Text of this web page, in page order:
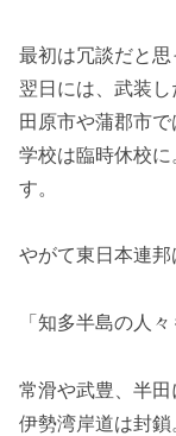
最初は冗談だと思
翌日には、武装し
田原市や蒲郡市で
学校は臨時休校
す。
やがて東日本連邦
「知多半島の人
常滑や武豊、半田
伊勢湾岸道は封鎖